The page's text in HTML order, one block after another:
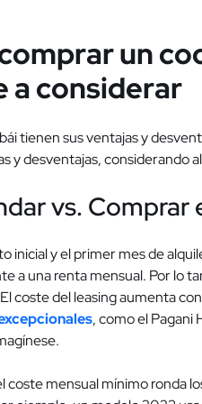
un
a considerar
tienen sus ventajas y
y desventajas, considerando
vs. Comprar
inicial y el primer mes de
a una renta mensual. Por lo
del leasing aumenta con
, como el Pagani
mensual mínimo ronda